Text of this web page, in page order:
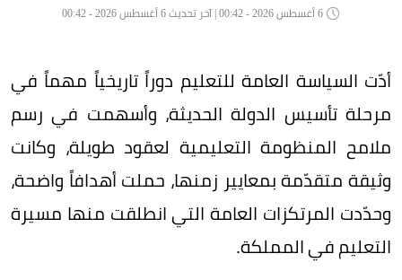
أدّت السياسة العامة للتعليم دوراً تاريخياً مهماً في
مرحلة تأسيس الدولة الحديثة، وأسهمت في رسم
ملامح المنظومة التعليمية لعقود طويلة، وكانت
وثيقة متقدّمة بمعايير زمنها، حملت أهدافاً واضحة،
وحدّدت المرتكزات العامة التي انطلقت منها مسيرة
التعليم في المملكة.